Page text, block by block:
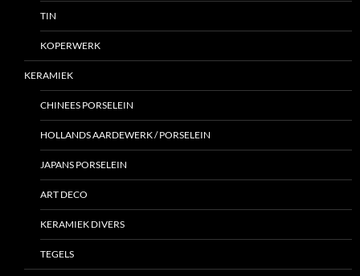
TIN
KOPERWERK
KERAMIEK
CHINEES PORSELEIN
HOLLANDS AARDEWERK / PORSELEIN
JAPANS PORSELEIN
ART DECO
KERAMIEK DIVERS
TEGELS